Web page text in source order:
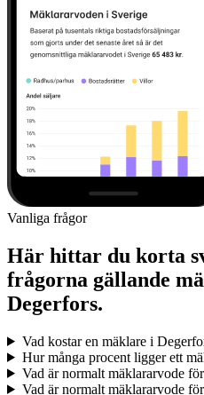
Vanliga frågor
Här hittar du korta
frågorna gällande
Degerfors.
Vad kostar en mäklare i
Hur många procent ligger ett
Vad är normalt mäklararvode
Vad är normalt mäklararvode